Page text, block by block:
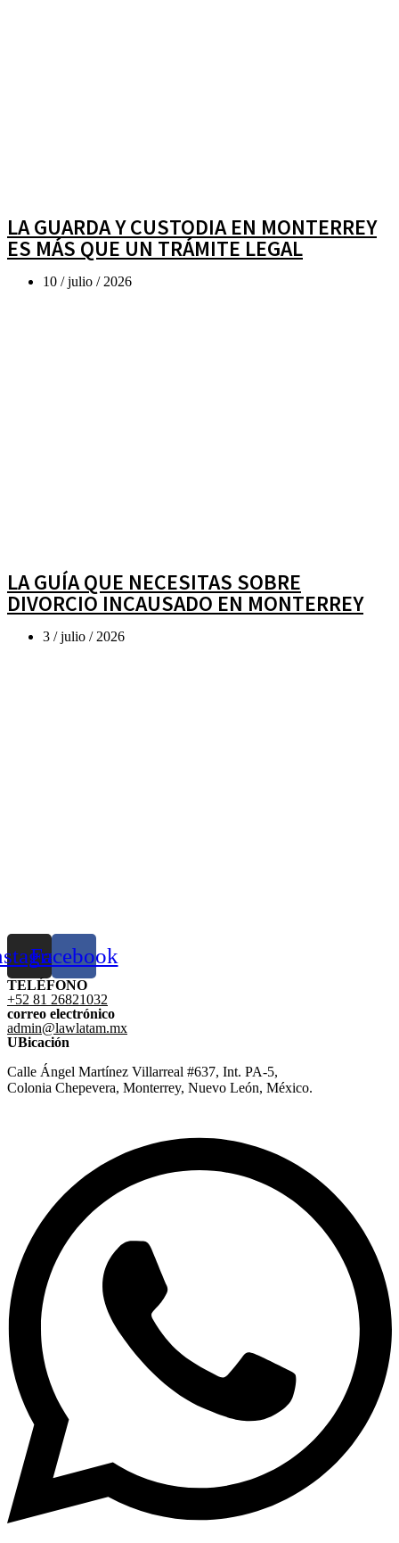
LA GUARDA Y CUSTODIA EN MONTERREY
ES MÁS QUE UN TRÁMITE LEGAL
10 / julio / 2026
LA GUÍA QUE NECESITAS SOBRE
DIVORCIO INCAUSADO EN MONTERREY
3 / julio / 2026
Facebook
TELÉFONO
+52 81 26821032
correo electrónico
admin@lawlatam.mx
UBicación
Calle Ángel Martínez Villarreal #637, Int. PA-5,
Colonia Chepevera, Monterrey, Nuevo León, México.